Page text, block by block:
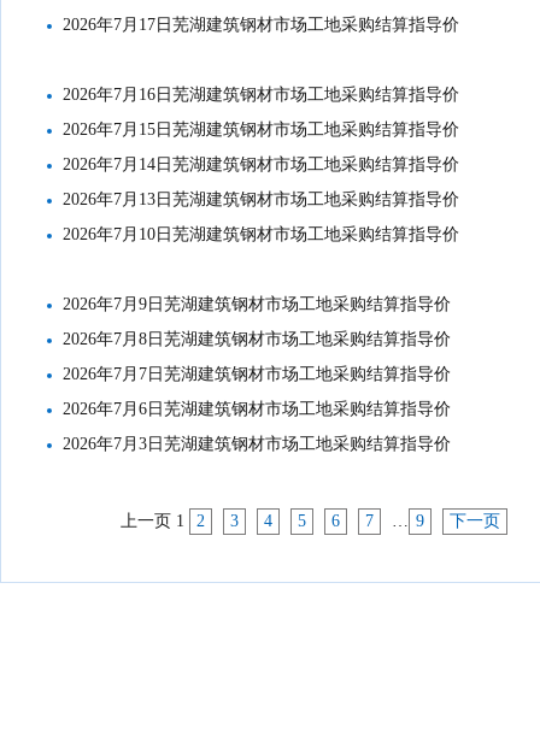
2026年7月17日芜湖建筑钢材市场工地采购结算指导价
2026年7月16日芜湖建筑钢材市场工地采购结算指导价
2026年7月15日芜湖建筑钢材市场工地采购结算指导价
2026年7月14日芜湖建筑钢材市场工地采购结算指导价
2026年7月13日芜湖建筑钢材市场工地采购结算指导价
2026年7月10日芜湖建筑钢材市场工地采购结算指导价
2026年7月9日芜湖建筑钢材市场工地采购结算指导价
2026年7月8日芜湖建筑钢材市场工地采购结算指导价
2026年7月7日芜湖建筑钢材市场工地采购结算指导价
2026年7月6日芜湖建筑钢材市场工地采购结算指导价
2026年7月3日芜湖建筑钢材市场工地采购结算指导价
上一页 1 2 3 4 5 6 7 … 9 下一页